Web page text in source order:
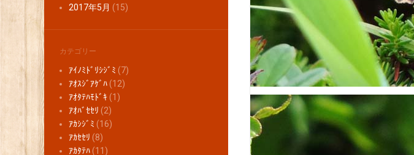
2017年5月 (15)
カテゴリー
ｱｲﾉﾐﾄﾞﾘｼｼﾞﾐ (7)
ｱｵｽｼﾞｱｹﾞﾊ(12)
ｱｵﾀﾃﾊﾓﾄﾞｷ(1)
ｱｵﾊﾞｾｾﾘ (2)
ｱｶｼｼﾞﾐ (16)
ｱｶｾｾﾘ (8)
ｱｶﾀﾃﾊ(11)